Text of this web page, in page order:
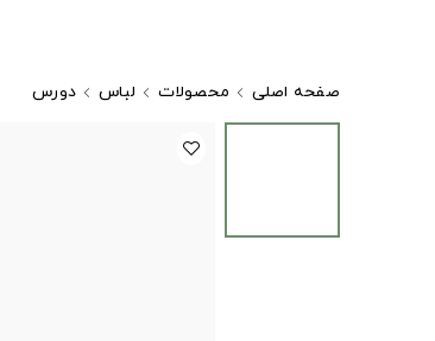
صفحه اصلی محصولات لباس
دورس